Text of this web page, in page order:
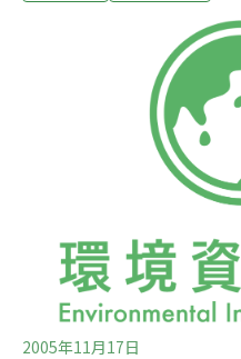
客愛護山林與注意自身登
會、玉山國家公園管理處
7、8月，在這些單位的埸
影片後辦理玉山生態等相
人，採公開報名方式，參
2005年11月17日